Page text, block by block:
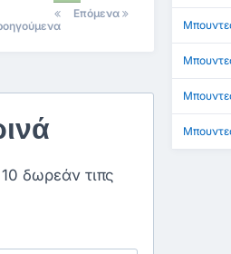
Επόμενα
δωρεάν τιπς